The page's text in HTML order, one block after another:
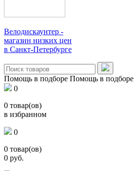
Велодискаунтер -
магазин низких цен
в Санкт-Петербурге
Помощь в подборе Помощь в подборе
0
0 товар(ов)
в избранном
0
0 товар(ов)
0 руб.